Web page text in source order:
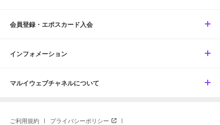
会員登録・エポスカード入会
インフォメーション
マルイウェブチャネルについて
ご利用規約 プライバシーポリシー